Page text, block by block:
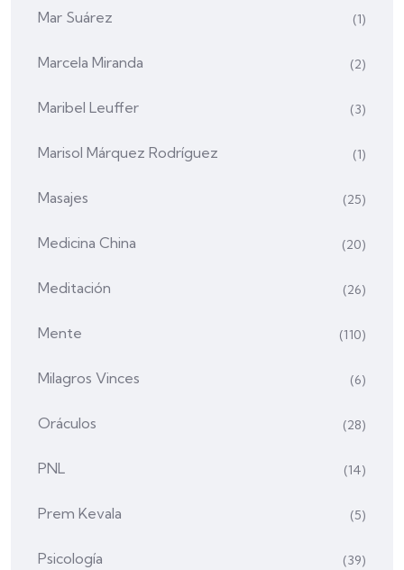
Mar Suárez (1)
Marcela Miranda (2)
Maribel Leuffer (3)
Marisol Márquez Rodríguez (1)
Masajes (25)
Medicina China (20)
Meditación (26)
Mente (110)
Milagros Vinces (6)
Oráculos (28)
PNL (14)
Prem Kevala (5)
Psicología (39)